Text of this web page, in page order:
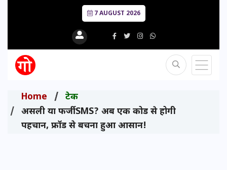
7 AUGUST 2026
Home
टेक
असली या फर्जी SMS? अब एक कोड से होगी
पहचान, फ्रॉड से बचना हुआ आसान!